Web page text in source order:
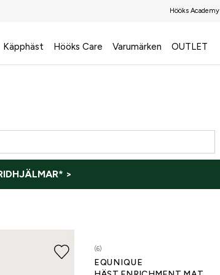
Hööks Academy
Käpphäst Hööks Care Varumärken OUTLET
>
(6)
EQUNIQUE